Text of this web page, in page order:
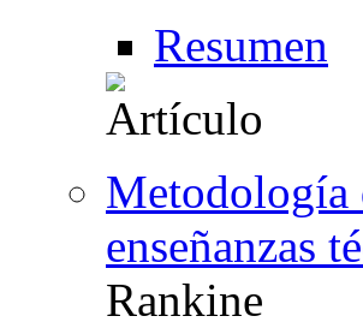
Resumen
Metodología
enseñanzas
Rankine